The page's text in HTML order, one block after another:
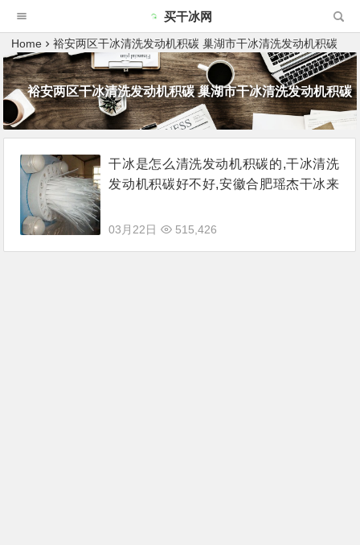
买干冰网
Home 裕安两区干冰清洗发动机积碳 巢湖市干冰清洗发动机积碳
裕安两区干冰清洗发动机积碳 巢湖市干冰清洗发动机积碳
干冰是怎么清洗发动机积碳的,干冰清洗
发动机积碳好不好,安徽合肥瑶杰干冰来
03月22日 515,426